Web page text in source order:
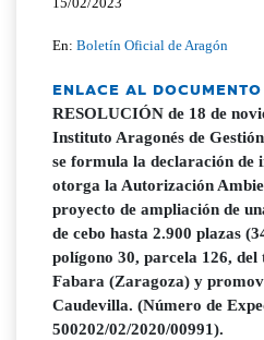
En:Boletín Oficial de Aragón
ENLACE AL
RESOLUCIÓN de 18 de
Instituto Aragonés de
se formula la declaración de
otorga la Autorización
proyecto de ampliación de
de cebo hasta 2.900 plazas
polígono 30, parcela 126,
Fabara (Zaragoza) y
Caudevilla. (Número de
500202/02/2020/00991).